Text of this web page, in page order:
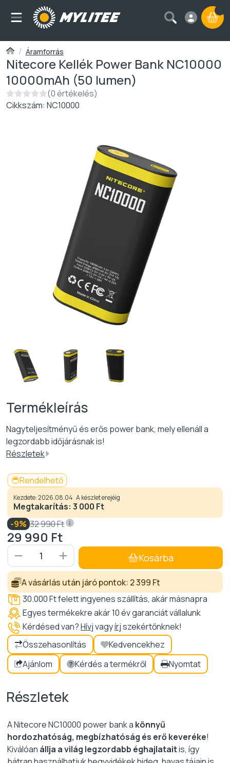
A
Áramforrás
Nitecore Kellék Power Bank NC10000
10000mAh (50 lumen)
Nincs vélemény a termékről:
0 értékelés
Cikkszám: NC10000
Nagyteljesítményű és erős power bank, mely ellenáll a
legzordabb időjárásnak is!
Részletek
Rendelhető
Kezdete: 2026.08.04 A készlet erejéig
Megtakarítás: 3 000 Ft
9
32 990Ft
29 990 Ft
Kosárba
A vásárlás után járó pontok: 2 399 Ft
30.000 Ft felett ingyenes szállítás, akár másnapra
Egyes termékekre akár 10 év garanciát vállalunk
Kérdésed van?Hívjvagyírjszekértőnknek!
Ajánlom Kérdés a termékről Nyomtat
Részletek
A Nitecore NC10000 power bank a könnyű
hordozhatóság, megbízhatóság és erő keveréke!
Kiválóan állja a világ legzordabb éghajlataitis, így